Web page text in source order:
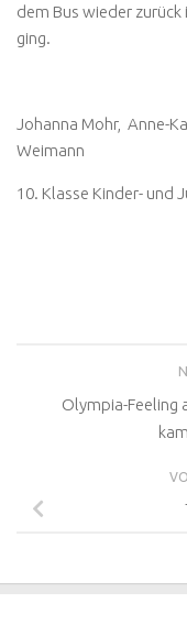
dem Bus wieder
ging.
Johanna Mohr, Anne-
Weimann
10. Klasse Kinder- und
Olympia-Feeling